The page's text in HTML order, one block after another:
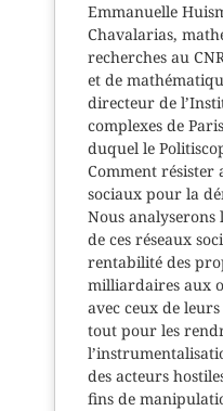
Emmanuelle
Chavalarias,
recherches au
et de
directeur de
complexes de
duquel le
Comment résister
sociaux pour la
Nous analyserons
de ces réseaux
rentabilité des
milliardaires aux
avec ceux de
tout pour les
des acteurs
fins de